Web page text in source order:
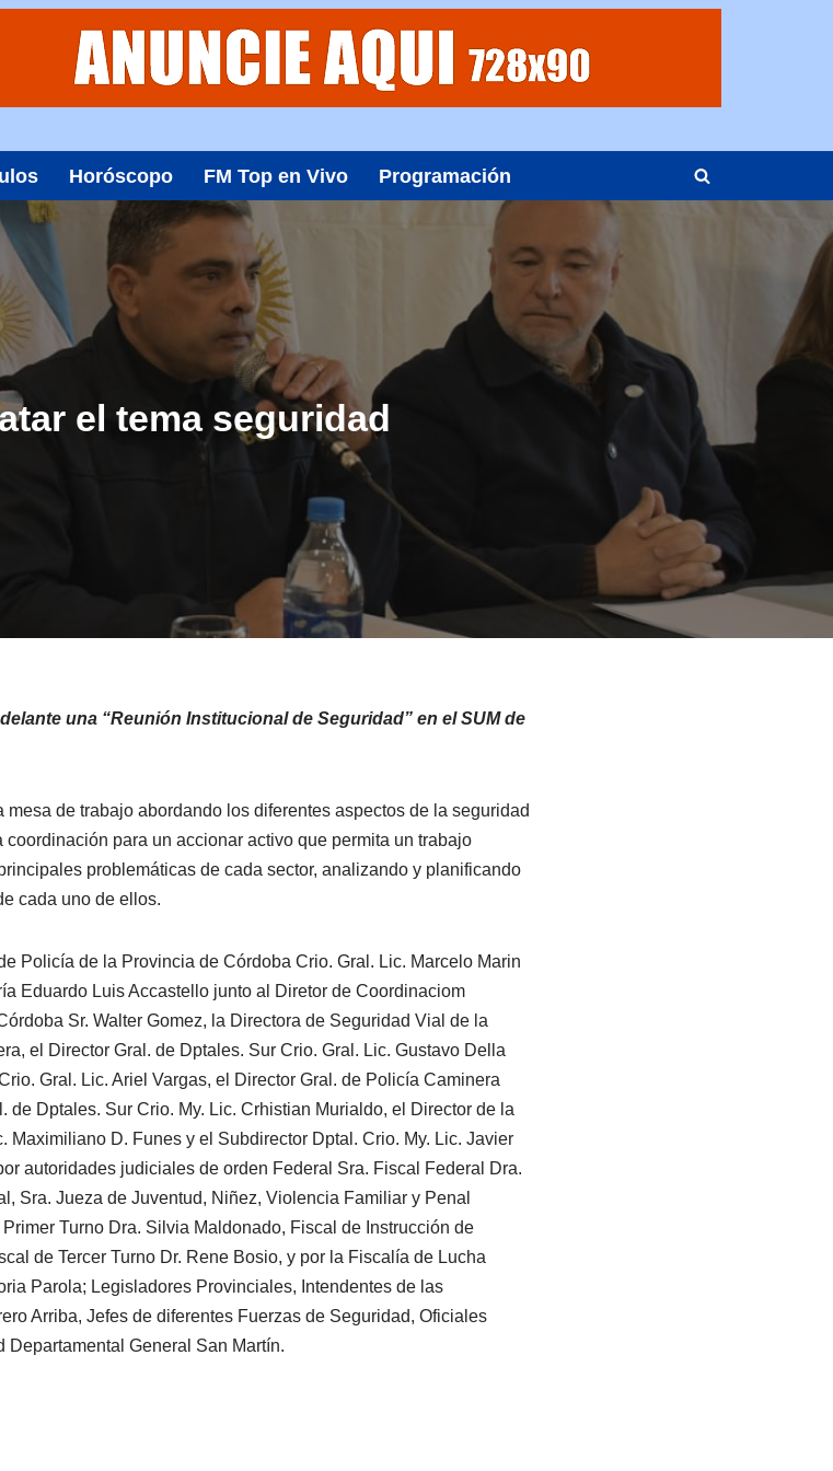
Horóscopo FM Top en Vivo Programación
el tema seguridad
una “Reunión Institucional de Seguridad” en el SUM de
de trabajo abordando los diferentes aspectos de la seguridad
para un accionar activo que permita un trabajo
problemáticas de cada sector, analizando y planificando
cada uno de ellos.
Policía de la Provincia de Córdoba Crio. Gral. Lic. Marcelo Marin
Eduardo Luis Accastello junto al Diretor de Coordinaciom
Sr. Walter Gomez, la Directora de Seguridad Vial de la
el Director Gral. de Dptales. Sur Crio. Gral. Lic. Gustavo Della
Gral. Lic. Ariel Vargas, el Director Gral. de Policía Caminera
de Dptales. Sur Crio. My. Lic. Crhistian Murialdo, el Director de la
Maximiliano D. Funes y el Subdirector Dptal. Crio. My. Lic. Javier
autoridades judiciales de orden Federal Sra. Fiscal Federal Dra.
Sra. Jueza de Juventud, Niñez, Violencia Familiar y Penal
Turno Dra. Silvia Maldonado, Fiscal de Instrucción de
de Tercer Turno Dr. Rene Bosio, y por la Fiscalía de Lucha
Parola; Legisladores Provinciales, Intendentes de las
Arriba, Jefes de diferentes Fuerzas de Seguridad, Oficiales
General San Martín.